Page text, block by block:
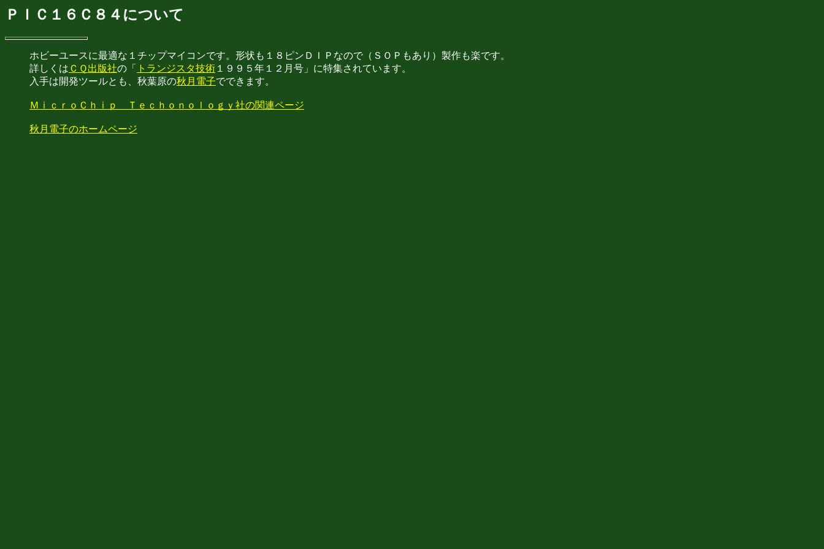
ＰＩＣ１６Ｃ８４について
ホビーユースに最適な１チップマイコンです。形状も１８ピンＤＩＰなので（ＳＯＰもあり）製作も楽です。
詳しくは ＣＱ出版社の「 トランジスタ技術 １９９５年１２月号」に特集されています。
入手は開発ツールとも、秋葉原の秋月電子でできます。
ＭｉｃｒｏＣｈｉｐ Ｔｅｃｈｏｎｏｌｏｇｙ社の関連ページ
秋月電子のホームページ